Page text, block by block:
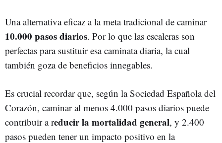
Una alternativa eficaz a la meta tradicional de caminar
10.000 pasos diarios. Por lo que las escaleras son
perfectas para sustituir esa caminata diaria, la cual
también goza de beneficios innegables.
Es crucial recordar que, según la Sociedad Española del
Corazón, caminar al menos 4.000 pasos diarios puede
contribuir a reducir la mortalidad general, y 2.400
pasos pueden tener un impacto positivo en la